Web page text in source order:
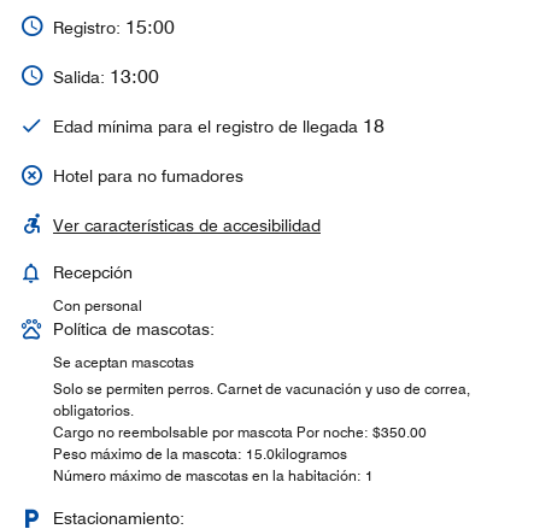
Registro: 15:00
Salida: 13:00
Edad mínima para el registro de llegada 18
Hotel para no fumadores
Ver características de accesibilidad
Recepción
Con personal
Política de mascotas:
Se aceptan mascotas
Solo se permiten perros. Carnet de vacunación y uso de correa,
obligatorios.
Cargo no reembolsable por mascota Por noche: $350.00
Peso máximo de la mascota: 15.0kilogramos
Número máximo de mascotas en la habitación: 1
Estacionamiento: